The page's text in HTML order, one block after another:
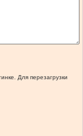
Для перезагрузки